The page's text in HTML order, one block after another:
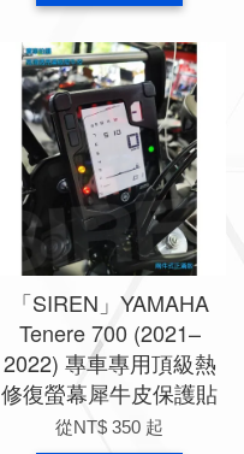
「SIREN」YAMAHA
Tenere 700 (2021–
2022) 專車專用頂級熱
修復螢幕犀牛皮保護貼
從NT$ 350 起